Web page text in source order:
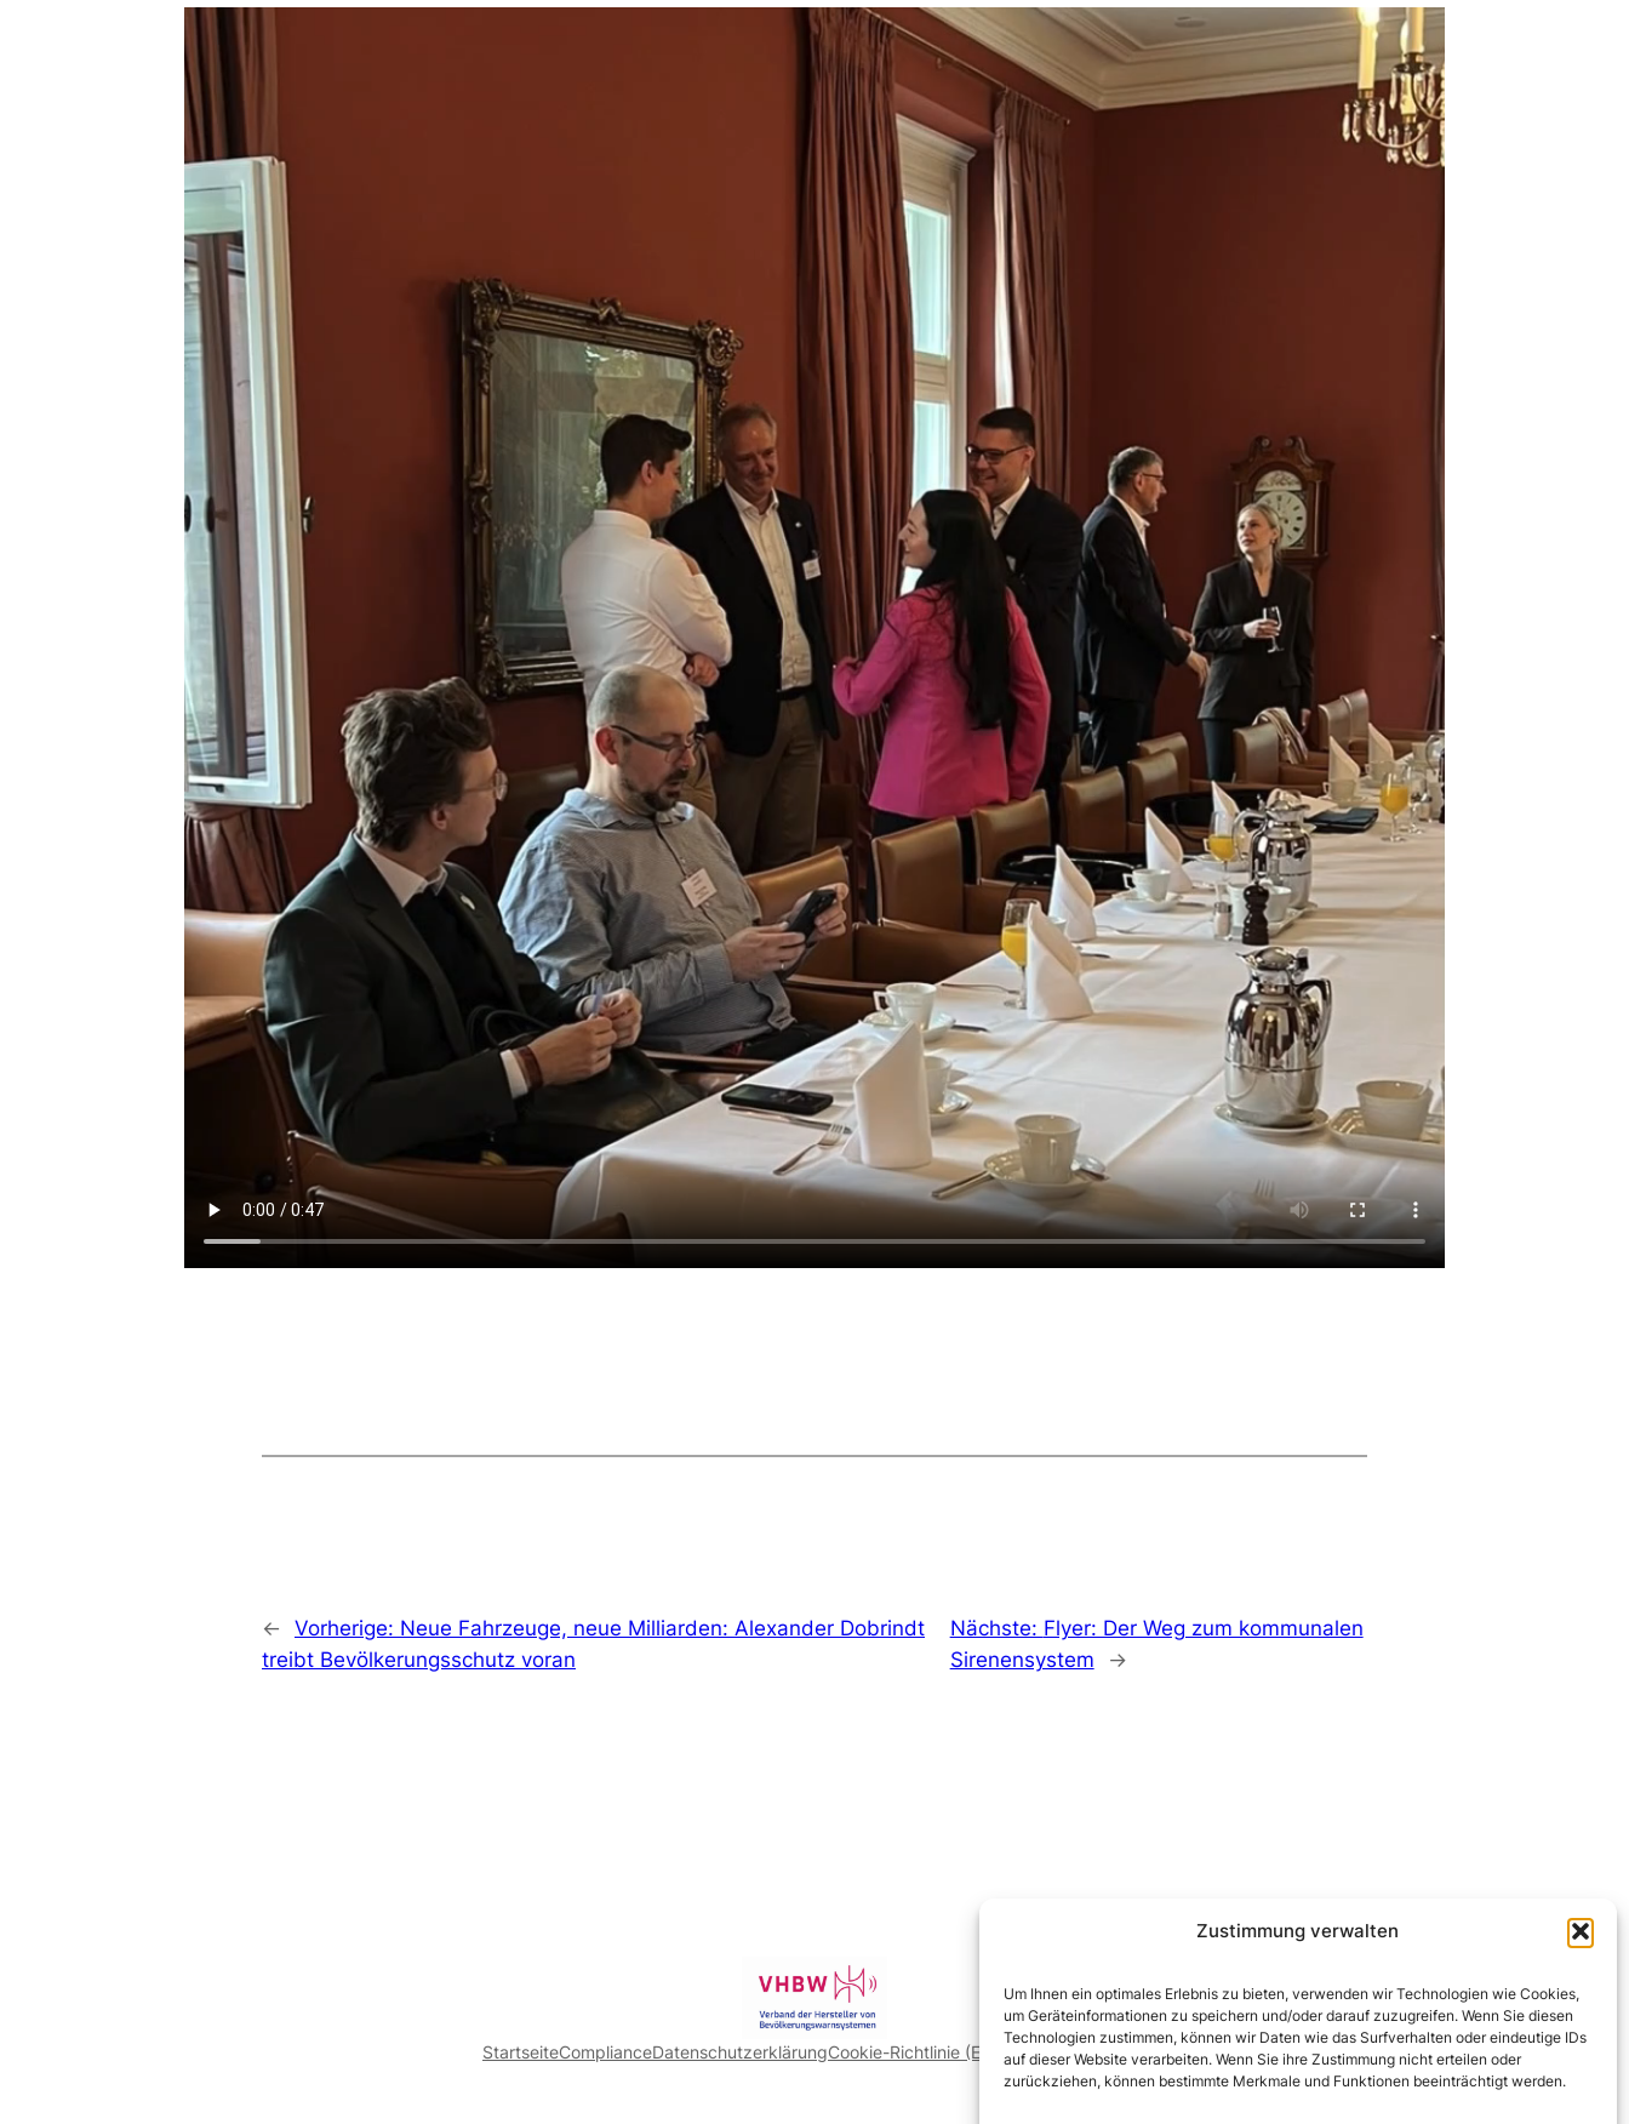
Zustimmung verwalten
Um Ihnen ein optimales Erlebnis zu bieten, verwenden wir Technologien wie Cookies,
um Geräteinformationen zu speichern und/oder darauf zuzugreifen. Wenn Sie diesen
Technologien zustimmen, können wir Daten wie das Surfverhalten oder eindeutige IDs
auf dieser Website verarbeiten. Wenn Sie ihre Zustimmung nicht erteilen oder
zurückziehen, können bestimmte Merkmale und Funktionen beeinträchtigt werden.
← Vorherige: Neue Fahrzeuge, neue Milliarden: Alexander Dobrindt
treibt Bevölkerungsschutz voran
Nächste: Flyer: Der Weg zum kommunalen
Sirenensystem
→
StartseiteComplianceDatenschutzerklärungCookie-Richtlinie (EU) ImpressumKontakt